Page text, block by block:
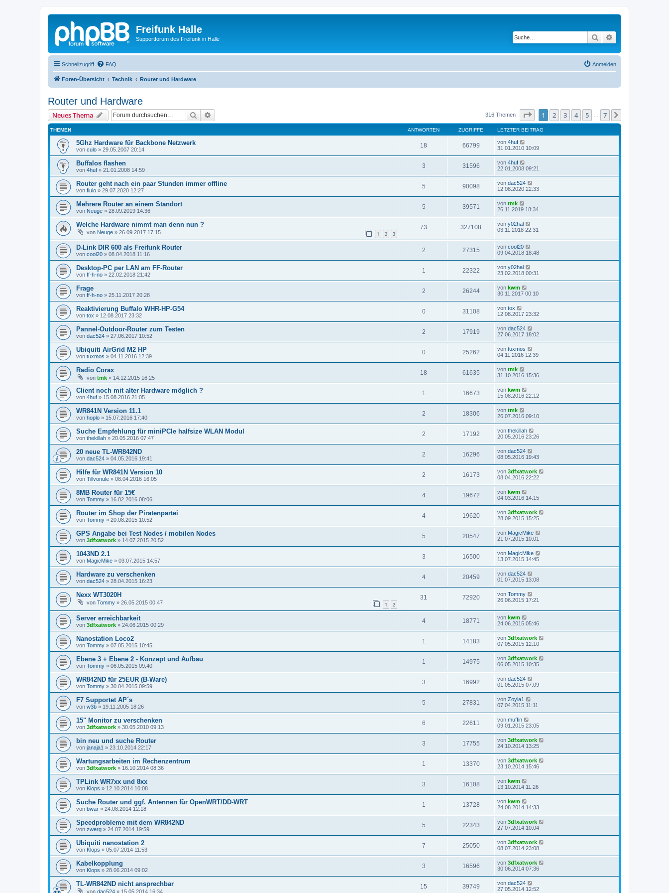
Freifunk Halle
Supportforum des Freifunk in Halle Suche
Schnellzugriff FAQ Anmelden
Foren-Übersicht Technik Router und Hardware
Router und Hardware
Neues Thema Suche 316 Themen Seite von7
1 2 3 4 5 7
THEMEN ANTWORTEN ZUGRIFFE LETZTER BEITRAG
5Ghz Hardware für Backbone Netzwerk
von culo » 29.05.2007 20:14
18 66799 von 4huf
31.01.2010 10:09
Buffalos flashen
von 4huf » 21.01.2008 14:59
3 31596 von 4huf
22.01.2008 09:21
Router geht nach ein paar Stunden immer offline
von fiulo » 29.07.2020 12:27
5 90098 von dac524
12.08.2020 22:33
Mehrere Router an einem Standort
von Neuge » 28.09.2019 14:36
5 39571 von tmk
26.11.2019 18:34
Welche Hardware nimmt man denn nun ?
von Neuge » 26.09.2017 17:15 1 2 3
73 327108 von y02hal
03.11.2018 22:31
D-Link DIR 600 als Freifunk Router
von cool20 » 08.04.2018 11:16
2 27315 von cool20
09.04.2018 18:48
Desktop-PC per LAN am FF-Router
von ff-h-no » 22.02.2018 21:42
1 22322 von y02hal
23.02.2018 00:31
Frage
von ff-h-no » 25.11.2017 20:28
2 26244 von kwm
30.11.2017 00:10
Reaktivierung Buffalo WHR-HP-G54
von tox » 12.08.2017 23:32
0 31108 von tox
12.08.2017 23:32
Pannel-Outdoor-Router zum Testen
von dac524 » 27.06.2017 10:52
2 17919 von dac524
27.06.2017 18:02
Ubiquiti AirGrid M2 HP
von tuxmos » 04.11.2016 12:39
0 25262 von tuxmos
04.11.2016 12:39
Radio Corax
von tmk » 14.12.2015 16:25
18 61635 von tmk
31.10.2016 15:36
Client noch mit alter Hardware möglich ?
von 4huf » 15.08.2016 21:05
1 16673 von kwm
15.08.2016 22:12
WR841N Version 11.1
von hoplo » 15.07.2016 17:40
2 18306 von tmk
26.07.2016 09:10
Suche Empfehlung für miniPCIe halfsize WLAN Modul
von thekillah » 20.05.2016 07:47
2 17192 von thekillah
20.05.2016 23:26
20 neue TL-WR842ND
von dac524 » 04.05.2016 19:41
2 16296 von dac524
08.05.2016 19:43
Hilfe für WR841N Version 10
von Tillvonule » 08.04.2016 16:05
2 16173 von 3dfxatwork
08.04.2016 22:22
8MB Router für 15€
von Tommy » 16.02.2016 08:06
4 19672 von kwm
04.03.2016 14:15
Router im Shop der Piratenpartei
von Tommy » 20.08.2015 10:52
4 19620 von 3dfxatwork
28.09.2015 15:25
GPS Angabe bei Test Nodes / mobilen Nodes
von 3dfxatwork » 14.07.2015 20:52
5 20547 von MagicMike
21.07.2015 10:01
1043ND 2.1
von MagicMike » 03.07.2015 14:57
3 16500 von MagicMike
13.07.2015 14:45
Hardware zu verschenken
von dac524 » 28.04.2015 16:23
4 20459 von dac524
01.07.2015 13:08
Nexx WT3020H
von Tommy » 26.05.2015 00:47 1 2
31 72920 von Tommy
26.06.2015 17:21
Server erreichbarkeit
von 3dfxatwork » 24.06.2015 00:29
4 18771 von kwm
24.06.2015 05:46
Nanostation Loco2
von Tommy » 07.05.2015 10:45
1 14183 von 3dfxatwork
07.05.2015 12:10
Ebene 3 + Ebene 2 - Konzept und Aufbau
von Tommy » 06.05.2015 09:40
1 14975 von 3dfxatwork
06.05.2015 10:35
WR842ND für 25EUR (B-Ware)
von Tommy » 30.04.2015 09:59
3 16992 von dac524
01.05.2015 07:09
F7 Supportet AP´s
von w3b » 19.11.2005 18:26
5 27831 von Zoyla1
07.04.2015 11:11
15" Monitor zu verschenken
von 3dfxatwork » 30.05.2010 09:13
6 22611 von muffin
09.01.2015 23:05
bin neu und suche Router
von janaja1 » 23.10.2014 22:17
3 17755 von 3dfxatwork
24.10.2014 13:25
Wartungsarbeiten im Rechenzentrum
von 3dfxatwork » 16.10.2014 08:36
1 13370 von 3dfxatwork
23.10.2014 15:46
TPLink WR7xx und 8xx
von Klops » 12.10.2014 10:08
3 16108 von kwm
13.10.2014 11:26
Suche Router und ggf. Antennen für OpenWRT/DD-WRT
von bwar » 24.08.2014 12:18
1 13728 von kwm
24.08.2014 14:33
Speedprobleme mit dem WR842ND
von zwerg » 24.07.2014 19:59
5 22343 von 3dfxatwork
27.07.2014 10:04
Ubiquiti nanostation 2
von Klops » 05.07.2014 11:53
7 25050 von 3dfxatwork
08.07.2014 23:08
Kabelkopplung
von Klops » 28.06.2014 09:02
3 16596 von 3dfxatwork
30.06.2014 07:36
TL-WR842ND nicht ansprechbar
von dac524 » 15.05.2014 16:34
15 39749 von dac524
27.05.2014 12:52